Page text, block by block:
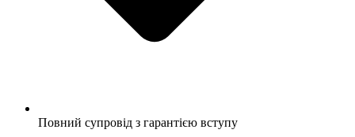
Повний супровід з гарантією вступу